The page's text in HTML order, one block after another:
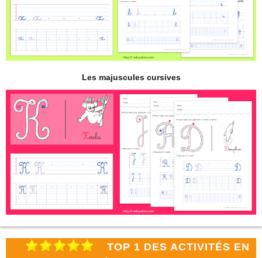
Les majuscules cursives
TOP 1 DES ACTIVITÉS EN